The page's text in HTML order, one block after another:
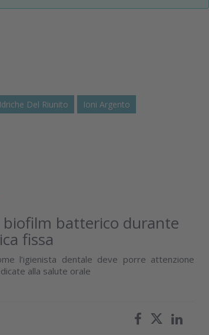
Del Riunito
Ioni Argento
batterico durante
fissa
l’igienista dentale deve porre attenzione
alla salute orale